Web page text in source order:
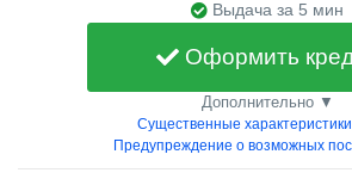
Выдача за 5 мин
Оформить
Дополнительно ▼
Существенные характеристики
Предупреждение о возможных